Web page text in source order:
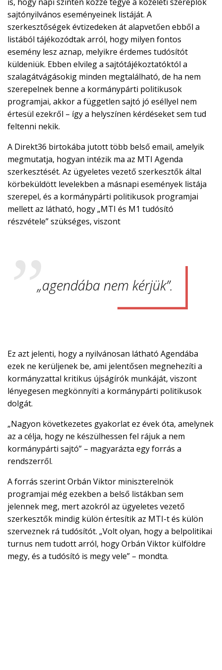
sajtónyilvános eseményeinek listáját. A
szerkesztőségek évtizedeken át alapvetően ebből a
listából tájékozódtak arról, hogy milyen fontos
esemény lesz aznap, melyikre érdemes tudósítót
küldeniük. Ebben elvileg a sajtótájékoztatóktól a
szalagátvágásokig minden megtalálható, de ha nem
szerepelnek benne a kormánypárti politikusok
programjai, akkor a független sajtó jó eséllyel nem
értesül ezekről – így a helyszínen kérdéseket sem tud
feltenni nekik.
A Direkt36 birtokába jutott több belső email, amelyik
megmutatja, hogyan intézik ma az MTI Agenda
szerkesztését. Az ügyeletes vezető szerkesztők által
körbeküldött levelekben a másnapi események listája
szerepel, és a kormánypárti politikusok programjai
mellett az látható, hogy „MTI és M1 tudósító
részvétele” szükséges, viszont
„agendába nem kérjük”.
Ez azt jelenti, hogy a nyilvánosan látható Agendába
ezek ne kerüljenek be, ami jelentősen megnehezíti a
kormányzattal kritikus újságírók munkáját, viszont
lényegesen megkönnyíti a kormánypárti politikusok
dolgát.
„Nagyon következetes gyakorlat ez évek óta, amelynek
az a célja, hogy ne készülhessen fel rájuk a nem
kormánypárti sajtó” – magyarázta egy forrás a
rendszerről.
A forrás szerint Orbán Viktor miniszterelnök
programjai még ezekben a belső listákban sem
jelennek meg, mert azokról az ügyeletes vezető
szerkesztők mindig külön értesítik az MTI-t és külön
szerveznek rá tudósítót. „Volt olyan, hogy a belpolitikai
turnus nem tudott arról, hogy Orbán Viktor külföldre
megy, és a tudósító is megy vele” – mondta.